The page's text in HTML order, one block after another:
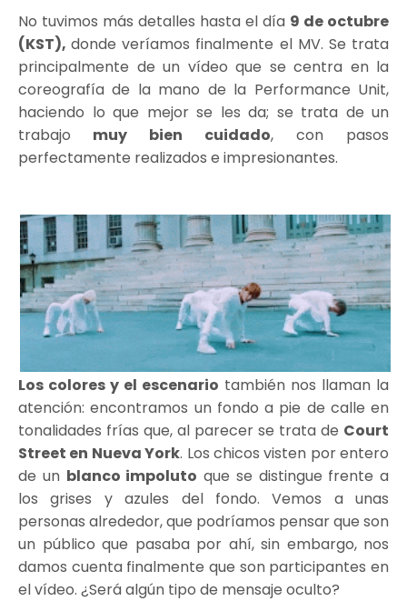
No tuvimos más detalles hasta el día 9 de octubre
(KST),donde veríamos finalmente el MV. Se trata
principalmente de un vídeo que se centra en la
coreografía de la mano de la Performance Unit,
haciendo lo que mejor se les da; se trata de un
trabajo muy bien cuidado, con pasos
perfectamente realizados e impresionantes.
Los colores y el escenario también nos llaman la
atención: encontramos un fondo a pie de calle en
tonalidades frías que, al parecer se trata de Court
Street en Nueva York. Los chicos visten por entero
de un blanco impoluto que se distingue frente a
los grises y azules del fondo. Vemos a unas
personas alrededor, que podríamos pensar que son
un público que pasaba por ahí, sin embargo, nos
damos cuenta finalmente que son participantes en
el vídeo. ¿Será algún tipo de mensaje oculto?